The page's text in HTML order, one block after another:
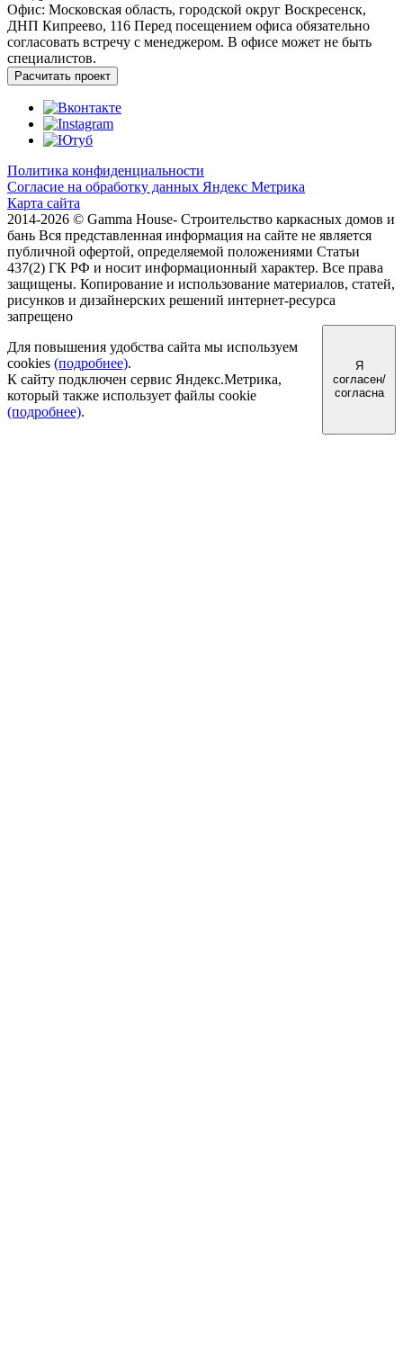
Офис: Московская область, городской округ Воскресенск,
ДНП Кипреево, 116 Перед посещением офиса обязательно
согласовать встречу с менеджером. В офисе может не быть
специалистов.
Расчитать проект
Политика конфиденциальности
Согласие на обработку данных Яндекс Метрика
Карта сайта
2014-2026 © Gamma House- Строительство каркасных домов и
бань Вся представленная информация на сайте не является
публичной офертой, определяемой положениями Статьи
437(2) ГК РФ и носит информационный характер. Все права
защищены. Копирование и использование материалов, статей,
рисунков и дизайнерских решений интернет-ресурса
запрещено
Для повышения удобства сайта мы используем
cookies (подробнее).
К сайту подключен сервис Яндекс.Метрика,
который также использует файлы cookie
(подробнее).
Я
согласен/
согласна